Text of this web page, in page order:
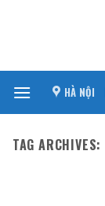
HÀ NỘI
TAG ARCHIVES: